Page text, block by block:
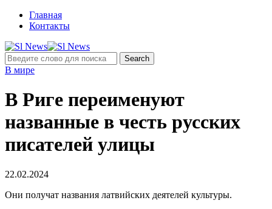
Главная
Контакты
В мире
В Риге переименуют
названные в честь русских
писателей улицы
22.02.2024
Они получат названия латвийских деятелей культуры.